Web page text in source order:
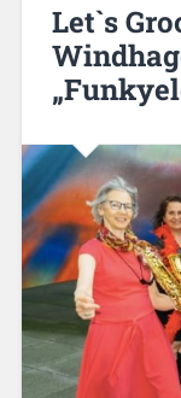
Let`s